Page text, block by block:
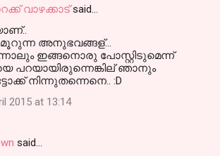
വാഴക്കാട്said…
അനുഭവങ്ങള്...
ന്നാലും ഇങ്ങനൊരു പോസ്റ്റിടുമെന്ന്
പറയായിരുന്നെങ്കില് ഞാനും
നിന്നുതന്നെനെ.. :D
2015 at 13:14
said…